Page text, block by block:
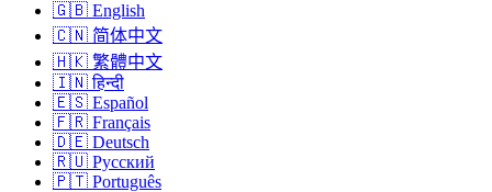
🇬🇧 English
🇨🇳 简体中文
🇭🇰 繁體中文
🇮🇳 हिन्दी
🇪🇸 Español
🇫🇷 Français
🇩🇪 Deutsch
🇷🇺 Русский
🇵🇹 Português